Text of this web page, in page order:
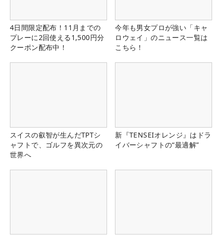
4日間限定配布！11月までの
プレーに2回使える1,500円分
クーポン配布中！
今年も男女プロが強い「キャ
ロウェイ」のニュース一覧は
こちら！
スイスの叡智が生んだTPTシ
ャフトで、ゴルフを異次元の
世界へ
新『TENSEIオレンジ』はドラ
イバーシャフトの“最適解”